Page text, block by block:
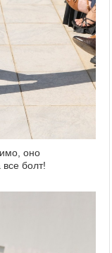
оно
болт!